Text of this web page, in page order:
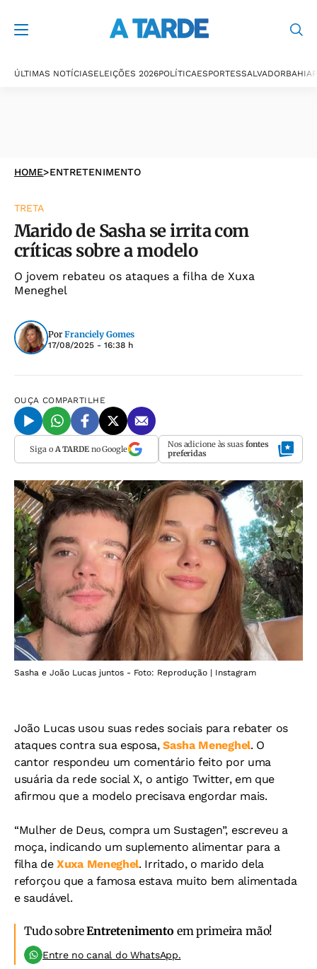
ÚLTIMAS NOTÍCIASELEIÇÕES 2026POLÍTICAESPORTESSALVADORBAHIA
HOME>ENTRETENIMENTO
TRETA
Marido de Sasha se irrita com
críticas sobre a modelo
O jovem rebateu os ataques a filha de Xuxa
Meneghel
Por Franciely Gomes
17/08/2025 - 16:38 h
OUÇA COMPARTILHE
Siga o A TARDEno Google Nos adicione às suas fontes
preferidas
Sasha e João Lucas juntos - Foto: Reprodução | Instagram
João Lucas usou suas redes sociais para rebater os
ataques contra sua esposa,Sasha Meneghel. O
cantor respondeu um comentário feito por uma
usuária da rede social X, o antigo Twitter, em que
afirmou que a modelo precisava engordar mais.
“Mulher de Deus, compra um Sustagen”, escreveu a
moça, indicando um suplemento alimentar para a
filha deXuxa Meneghel. Irritado, o marido dela
reforçou que a famosa estava muito bem alimentada
e saudável.
Tudo sobreEntretenimento em primeira mão!
Entre no canal do WhatsApp.